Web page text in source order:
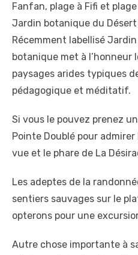
Fanfan, plage à Fifi et
Jardin botanique du Désert
Récemment labellisé
botanique met à l’honneur
paysages arides typiques
pédagogique et méditatif.
Si vous le pouvez prenez
Pointe Doublé pour
vue et le phare de La
Les adeptes de la
sentiers sauvages sur le
opterons pour une
Autre chose importante à